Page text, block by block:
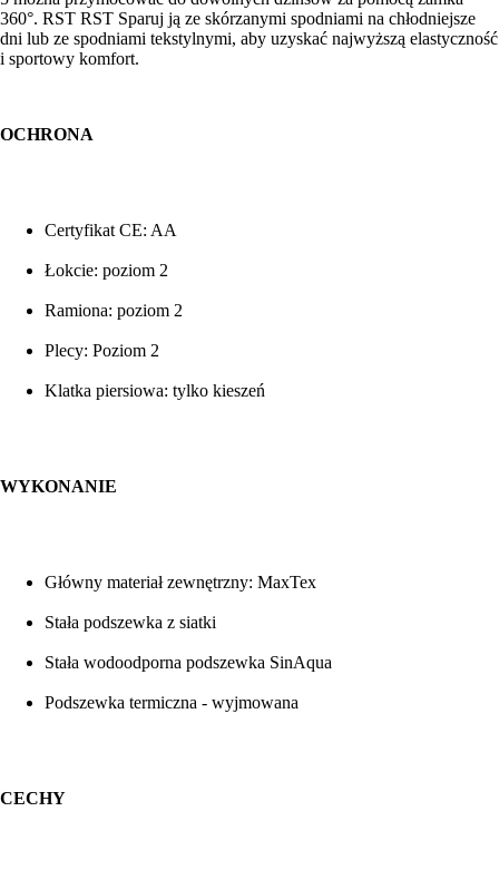
360°. RST RST Sparuj ją ze skórzanymi spodniami na chłodniejsze
dni lub ze spodniami tekstylnymi, aby uzyskać najwyższą elastyczność
i sportowy komfort.
OCHRONA
Certyfikat CE: AA
Łokcie: poziom 2
Ramiona: poziom 2
Plecy: Poziom 2
Klatka piersiowa: tylko kieszeń
WYKONANIE
Główny materiał zewnętrzny: MaxTex
Stała podszewka z siatki
Stała wodoodporna podszewka SinAqua
Podszewka termiczna - wyjmowana
CECHY